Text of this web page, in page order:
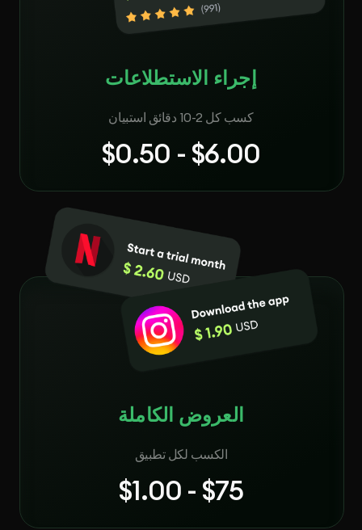
إجراء الاستطلاعات
كسب كل 2-10 دقائق استبيان
$0.50 - $6.00
العروض الكاملة
الكسب لكل تطبيق
$1.00 - $75